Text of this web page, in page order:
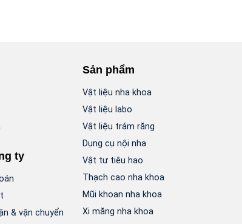
ty
& vận chuyển
Sản phẩm
Vật liệu nha khoa
Vật liệu labo
Vật liệu trám răng
Dụng cụ nội nha
Vật tư tiêu hao
Thạch cao nha khoa
Mũi khoan nha khoa
Xi măng nha khoa